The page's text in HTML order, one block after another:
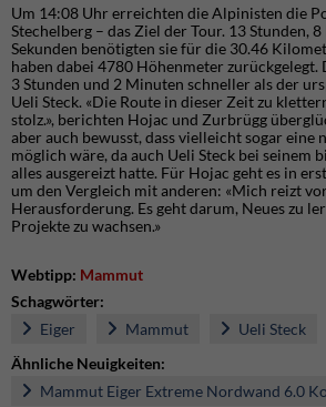
Um 14:08 Uhr erreichten die Alpinisten die
Stechelberg – das Ziel der Tour. 13 Stunden,
Sekunden benötigten sie für die 30.46
haben dabei 4780 Höhenmeter
3 Stunden und 2 Minuten schneller als der
Ueli Steck. «Die Route in dieser Zeit zu
stolz.», berichten Hojac und Zurbrügg
aber auch bewusst, dass vielleicht sogar eine
möglich wäre, da auch Ueli Steck bei seinem
alles ausgereizt hatte. Für Hojac geht es in
um den Vergleich mit anderen: «Mich reizt
Herausforderung. Es geht darum, Neues zu
Projekte zu wachsen.»
Webtipp: Mammut
Schagwörter:
Eiger
Mammut
Ueli Steck
Ähnliche Neuigkeiten:
Mammut Eiger Extreme Nordwand 6.0